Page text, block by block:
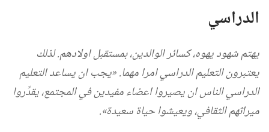
الدراسي
يهتم شهود يهوه،‏ كسائر الوالدين،‏ بمستقبل اولادهم.‏ لذلك
يعتبرون التعليم الدراسي امرا مهما.‏‏«يجب ان يساعد التعليم
الدراسي الناس ان يصيروا اعضاء مفيدين في المجتمع،‏ يقدِّروا
ميراثهم الثقافي،‏ ويعيشوا حياة سعيدة».‏